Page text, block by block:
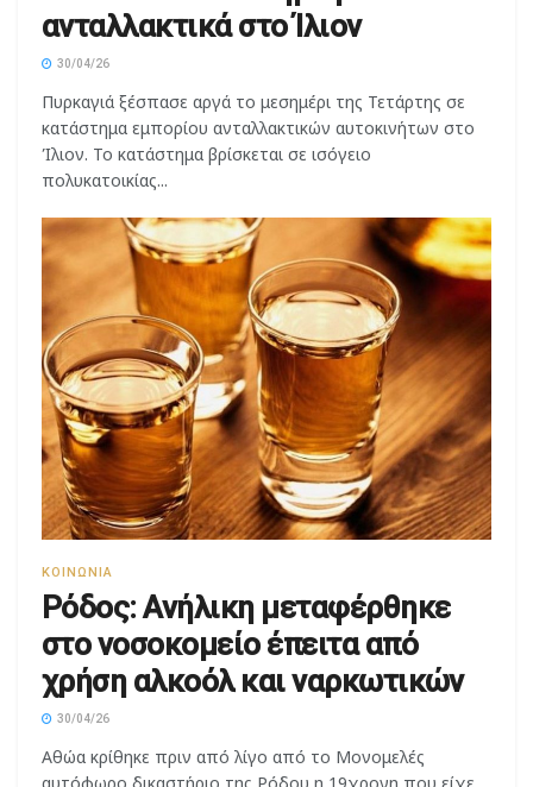
Πυρκαγιά ξέσπασε αργά το μεσημέρι της Τετάρτης σε
κατάστημα εμπορίου ανταλλακτικών αυτοκινήτων στο
Ίλιον. Το κατάστημα βρίσκεται σε ισόγειο
πολυκατοικίας...
ΚΟΙΝΩΝΊΑ
Ρόδος: Ανήλικη μεταφέρθηκε
στο νοσοκομείο έπειτα από
χρήση αλκοόλ και ναρκωτικών
Αθώα κρίθηκε πριν από λίγο από το Μονομελές
αυτόφωρο δικαστήριο της Ρόδου η 19χρονη που είχε
συλληφθεί ως υπάλληλος επιχείρησης,...